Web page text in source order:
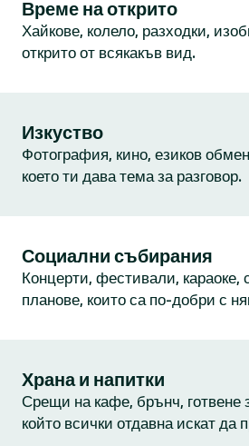
Време на открито
Хайкове, колело, разходки,
открито от всякакъв вид.
Изкуство
Фотография, кино, езиков
което ти дава тема за разговор.
Социални събирания
Концерти, фестивали, караоке,
планове, които са по-добри с
Храна и напитки
Срещи на кафе, брънч, готвене
който всички отдавна искат да